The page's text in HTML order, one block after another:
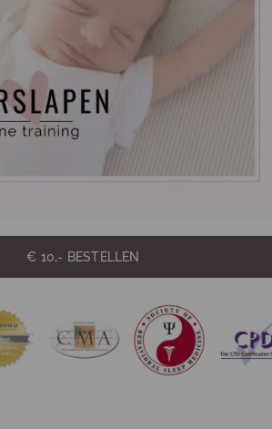
€ 10,- BESTELLEN